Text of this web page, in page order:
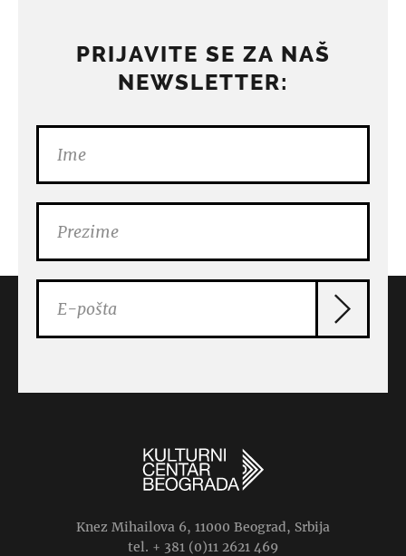
PRIJAVITE SE ZA NAŠ
NEWSLETTER:
Knez Mihailova 6, 11000 Beograd, Srbija
tel. + 381 (0)11 2621 469